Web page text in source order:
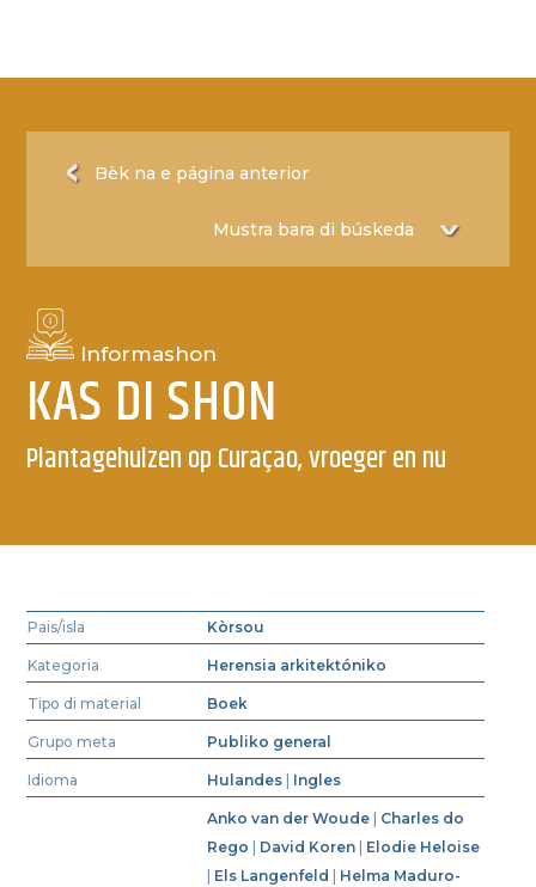
Bèk na e página anterior
Informashon
KAS DI SHON
Plantagehuizen op Curaçao, vroeger en nu
Pais/isla Kòrsou
Kategoria Herensia arkitektóniko
Tipo di material Boek
Grupo meta Publiko general
Idioma Hulandes Ingles
Anko van der Woude
Charles do
Rego
David Koren
Elodie Heloise
Els Langenfeld
Helma Maduro-